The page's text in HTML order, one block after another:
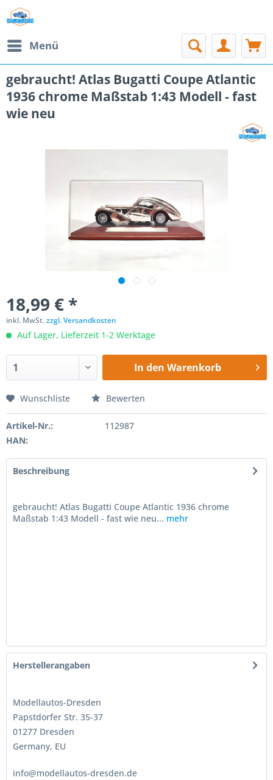
Menü
gebraucht! Atlas Bugatti Coupe Atlantic
1936 chrome Maßstab 1:43 Modell - fast
wie neu
18,99 € *
inkl. MwSt.zzgl. Versandkosten
Auf Lager, Lieferzeit 1-2 Werktage
In den Warenkorb
Wunschliste Bewerten
Artikel-Nr.:
112987
HAN:
Beschreibung
gebraucht! Atlas Bugatti Coupe Atlantic 1936 chrome
Maßstab 1:43 Modell - fast wie neu... mehr
Herstellerangaben
Modellautos-Dresden
Papstdorfer Str. 35-37
01277 Dresden
Germany, EU
info@modellautos-dresden.de